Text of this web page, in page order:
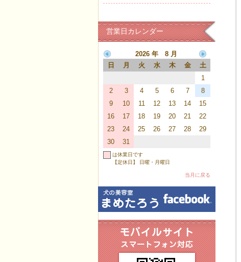
営業日カレンダー
2026 年 8 月
日
月 火 水 木 金
土
1
2
3 4 5 6 7
8
9
10 11 12 13 14
15
16
17 18 19 20 21
22
23
24 25 26 27 28
29
30
31
は休業日です
【定休日】 日曜・月曜日
当月に戻る